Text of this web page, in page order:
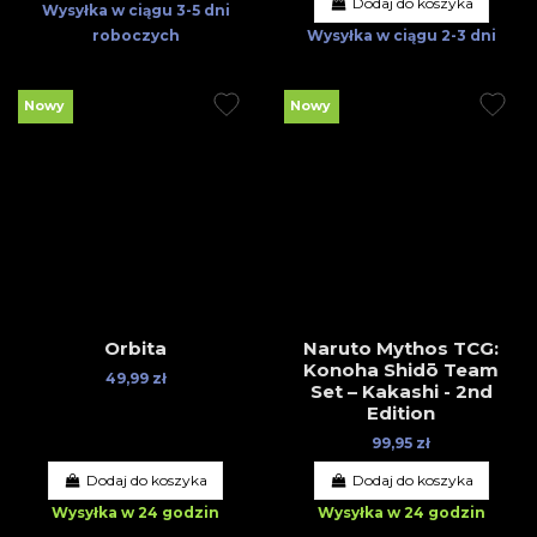
Wysyłka w ciągu 3-5 dni
roboczych
Wysyłka w ciągu 2-3 dni
Nowy
Orbita
49,99 zł
Dodaj do koszyka
Wysyłka w 24 godzin
Nowy
Naruto Mythos TCG:
Konoha Shidō Team
Set – Kakashi - 2nd
Edition
99,95 zł
Dodaj do koszyka
Wysyłka w 24 godzin